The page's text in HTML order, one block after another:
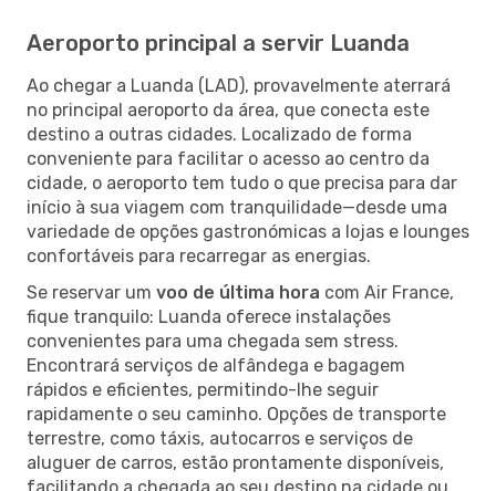
Aeroporto principal a servir Luanda
Ao chegar a Luanda (LAD), provavelmente aterrará
no principal aeroporto da área, que conecta este
destino a outras cidades. Localizado de forma
conveniente para facilitar o acesso ao centro da
cidade, o aeroporto tem tudo o que precisa para dar
início à sua viagem com tranquilidade—desde uma
variedade de opções gastronómicas a lojas e lounges
confortáveis para recarregar as energias.
Se reservar um voo de última hora com Air France,
fique tranquilo: Luanda oferece instalações
convenientes para uma chegada sem stress.
Encontrará serviços de alfândega e bagagem
rápidos e eficientes, permitindo-lhe seguir
rapidamente o seu caminho. Opções de transporte
terrestre, como táxis, autocarros e serviços de
aluguer de carros, estão prontamente disponíveis,